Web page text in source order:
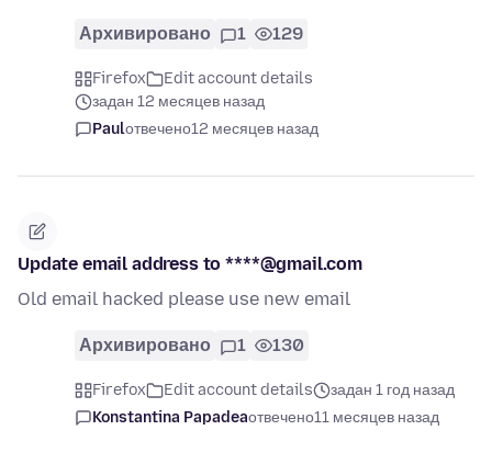
Архивировано 1 129
Firefox
Edit account details
задан 12 месяцев назад
Paulотвечено12 месяцев назад
Update email address to ****@gmail.com
Old email hacked please use new email
Архивировано 1 130
Firefox Edit account details
задан 1 год назад
Konstantina Papadeaотвечено11 месяцев назад